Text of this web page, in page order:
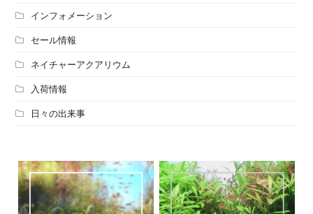
インフォメーション
セール情報
ネイチャーアクアリウム
入荷情報
日々の出来事